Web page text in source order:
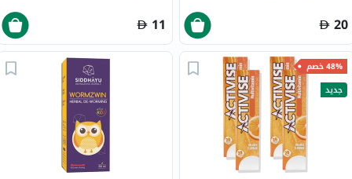
20
11
48% خصم
جديد